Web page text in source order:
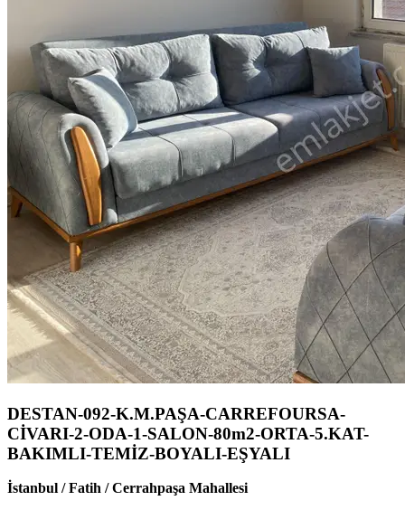
DESTAN-092-K.M.PAŞA-CARREFOURSA-
CİVARI-2-ODA-1-SALON-80m2-ORTA-5.KAT-
BAKIMLI-TEMİZ-BOYALI-EŞYALI
İstanbul / Fatih / Cerrahpaşa Mahallesi